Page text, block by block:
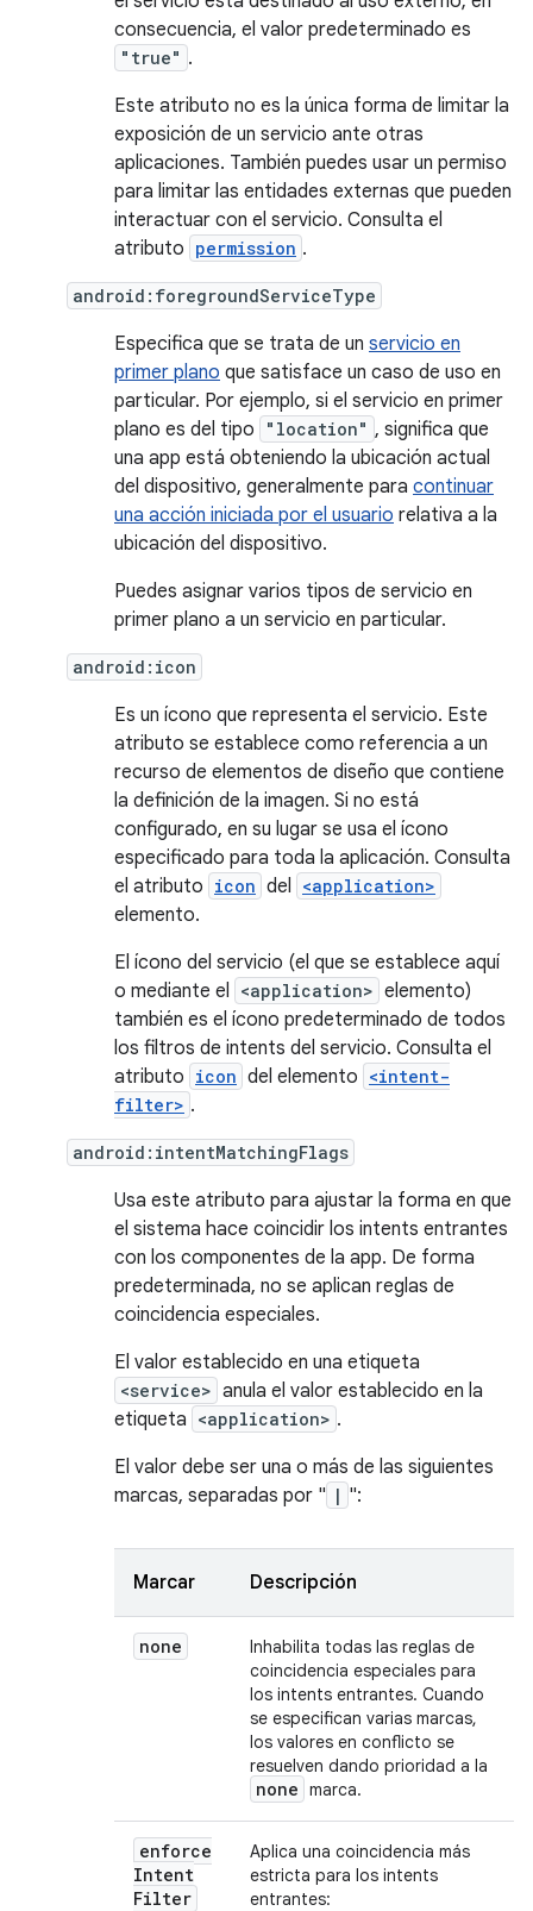
consecuencia, el valor predeterminado es
"true" .
Este atributo no es la única forma de limitar la
exposición de un servicio ante otras
aplicaciones. También puedes usar un permiso
para limitar las entidades externas que pueden
interactuar con el servicio. Consulta el
atributo permission .
android:foregroundServiceType
Especifica que se trata de un servicio en
primer plano que satisface un caso de uso en
particular. Por ejemplo, si el servicio en primer
plano es del tipo
"location" , significa que
una app está obteniendo la ubicación actual
del dispositivo, generalmente para continuar
una acción iniciada por el usuario relativa a la
ubicación del dispositivo.
Puedes asignar varios tipos de servicio en
primer plano a un servicio en particular.
android:icon
Es un ícono que representa el servicio. Este
atributo se establece como referencia a un
recurso de elementos de diseño que contiene
la definición de la imagen. Si no está
configurado, en su lugar se usa el ícono
especificado para toda la aplicación. Consulta
el atributo icon del <application>
elemento.
El ícono del servicio (el que se establece aquí
o mediante el <application> elemento)
también es el ícono predeterminado de todos
los filtros de intents del servicio. Consulta el
atributo icon del elemento <intent-
filter> .
android:intentMatchingFlags
Usa este atributo para ajustar la forma en que
el sistema hace coincidir los intents entrantes
con los componentes de la app. De forma
predeterminada, no se aplican reglas de
coincidencia especiales.
El valor establecido en una etiqueta
<service> anula el valor establecido en la
etiqueta <application> .
El valor debe ser una o más de las siguientes
marcas, separadas por " | ":
Marcar Descripción
none
Inhabilita todas las reglas de
coincidencia especiales para
los intents entrantes. Cuando
se especifican varias marcas,
los valores en conflicto se
resuelven dando prioridad a la
none marca.
enforce
Intent
Filter
Aplica una coincidencia más
estricta para los intents
entrantes: